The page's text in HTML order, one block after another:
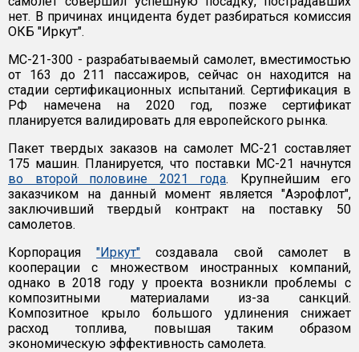
нет. В причинах инцидента будет разбираться комиссия
ОКБ "Иркут".
МС-21-300 - разрабатываемый самолет, вместимостью
от 163 до 211 пассажиров, сейчас он находится на
стадии сертификационных испытаний. Сертификация в
РФ намечена на 2020 год, позже сертификат
планируется валидировать для европейского рынка.
Пакет твердых заказов на самолет МС-21 составляет
175 машин. Планируется, что поставки МС-21 начнутся
во второй половине 2021 года. Крупнейшим его
заказчиком на данный момент является "Аэрофлот",
заключивший твердый контракт на поставку 50
самолетов.
Корпорация"Иркут" создавала свой самолет в
кооперации с множеством иностранных компаний,
однако в 2018 году у проекта возникли проблемы с
композитными материалами из-за санкций.
Композитное крыло большого удлинения снижает
расход топлива, повышая таким образом
экономическую эффективность самолета.